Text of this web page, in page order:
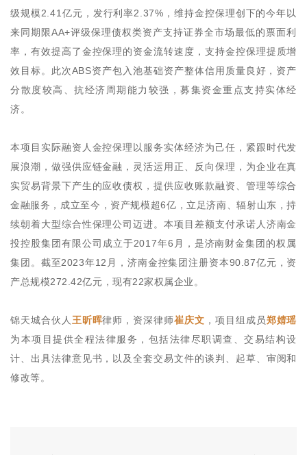
级规模2.41亿元，发行利率2.37%，维持金控保理创下的今年以
来同期限AA+评级保理债权类资产支持证券全市场最低的票面利
率，有效提高了金控保理的资金流转速度，支持金控保理提质增
效目标。此次ABS资产包入池基础资产整体信用质量良好，资产
分散度较高、抗经济周期能力较强，募集资金重点支持实体经
济。
本项目实际融资人金控保理以服务实体经济为己任，紧跟时代发
展浪潮，做强供应链金融，灵活运用正、反向保理，为企业在真
实贸易背景下产生的应收债权，提供应收账款融资、管理等综合
金融服务，成立至今，资产规模超6亿，立足济南、辐射山东，持
续朝着大型综合性保理公司迈进。本项目差额支付承诺人济南金
投控股集团有限公司成立于2017年6月，是济南财金集团的权属
集团。截至2023年12月，济南金控集团注册资本90.87亿元，资
产总规模272.42亿元，现有22家权属企业。
锦天城合伙人 王昕晖律师，资深律师崔庆文 ，项目组成员郑婧瑶
为本项目提供全程法律服务，包括法律尽职调查、交易结构设
计、出具法律意见书，以及全套交易文件的谈判、起草、审阅和
修改等。